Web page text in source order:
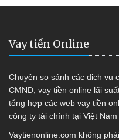
Vay tiền Online
Chuyên so sánh các dịch vụ
CMND, vay tiền online lãi
tổng hợp các web vay tiền
công ty tài chính tại Việt Nam
Vaytienonline.com không